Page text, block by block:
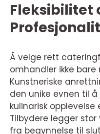
Fleksibilitet
Å velge rett
omhandler ikke bare
Kunstneriske
den unike evnen til
kulinarisk opplevelse
Tilbydere legger
fra begynnelse til